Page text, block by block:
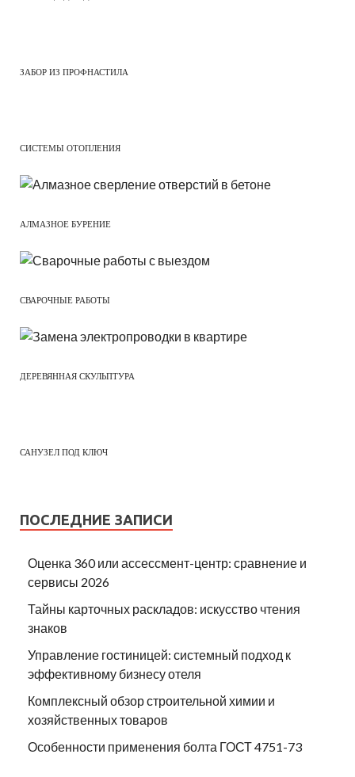
ЗАБОР ИЗ ПРОФНАСТИЛА
СИСТЕМЫ ОТОПЛЕНИЯ
АЛМАЗНОЕ БУРЕНИЕ
СВАРОЧНЫЕ РАБОТЫ
ДЕРЕВЯННАЯ СКУЛЬПТУРА
САНУЗЕЛ ПОД КЛЮЧ
ПОСЛЕДНИЕ ЗАПИСИ
Оценка 360 или ассессмент-центр: сравнение и
сервисы 2026
Тайны карточных раскладов: искусство чтения
знаков
Управление гостиницей: системный подход к
эффективному бизнесу отеля
Комплексный обзор строительной химии и
хозяйственных товаров
Особенности применения болта ГОСТ 4751-73